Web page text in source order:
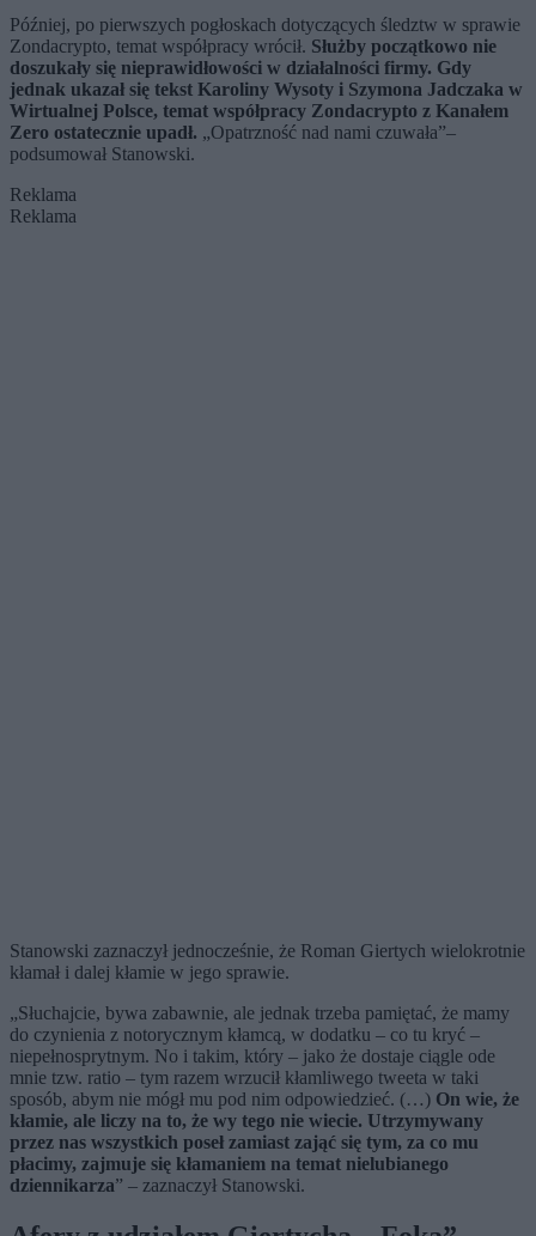
Później, po pierwszych pogłoskach dotyczących śledztw w sprawie
Zondacrypto, temat współpracy wrócił. Służby początkowo nie
doszukały się nieprawidłowości w działalności firmy. Gdy
jednak ukazał się tekst Karoliny Wysoty i Szymona Jadczaka w
Wirtualnej Polsce, temat współpracy Zondacrypto z Kanałem
Zero ostatecznie upadł. „Opatrzność nad nami czuwała”–
podsumował Stanowski.
Reklama
Reklama
Stanowski zaznaczył jednocześnie, że Roman Giertych wielokrotnie
kłamał i dalej kłamie w jego sprawie.
„Słuchajcie, bywa zabawnie, ale jednak trzeba pamiętać, że mamy
do czynienia z notorycznym kłamcą, w dodatku – co tu kryć –
niepełnosprytnym. No i takim, który – jako że dostaje ciągle ode
mnie tzw. ratio – tym razem wrzucił kłamliwego tweeta w taki
sposób, abym nie mógł mu pod nim odpowiedzieć. (…) On wie, że
kłamie, ale liczy na to, że wy tego nie wiecie. Utrzymywany
przez nas wszystkich poseł zamiast zająć się tym, za co mu
płacimy, zajmuje się kłamaniem na temat nielubianego
dziennikarza” – zaznaczył Stanowski.